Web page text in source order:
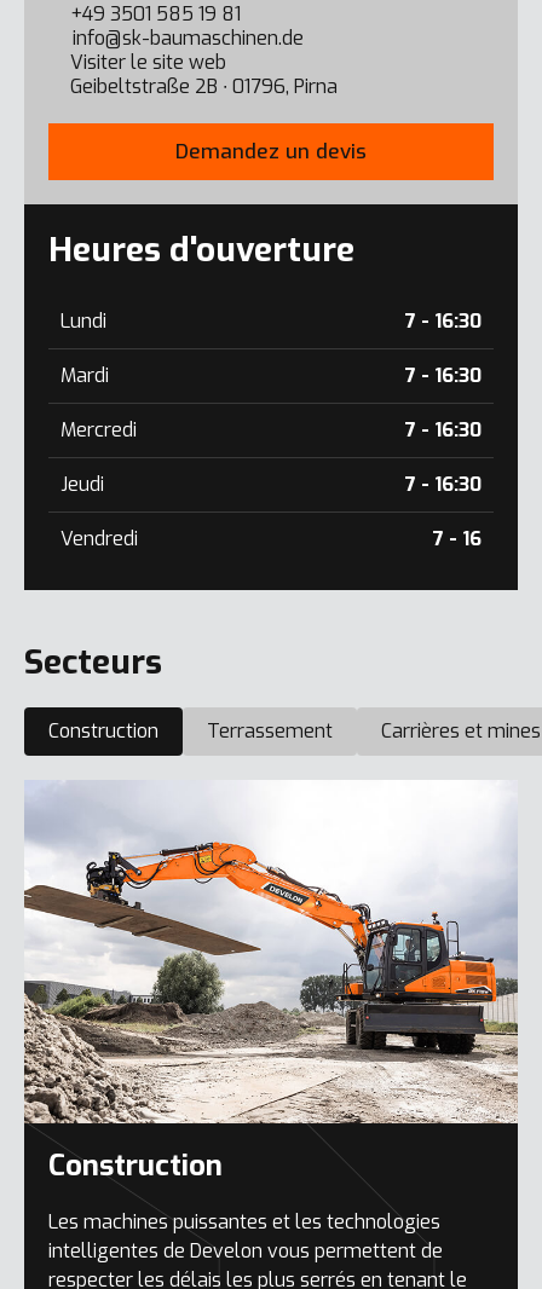
+49 3501 585 19 81
info@sk-baumaschinen.de
Visiter le site web
Geibeltstraße 2B ∙ 01796, Pirna
Demandez un devis
Heures d'ouverture
Lundi 7 - 16:30
Mardi 7 - 16:30
Mercredi 7 - 16:30
Jeudi 7 - 16:30
Vendredi 7 - 16
Secteurs
Construction Terrassement Carrières et mines
Construction
Les machines puissantes et les technologies
intelligentes de Develon vous permettent de
respecter les délais les plus serrés en tenant le